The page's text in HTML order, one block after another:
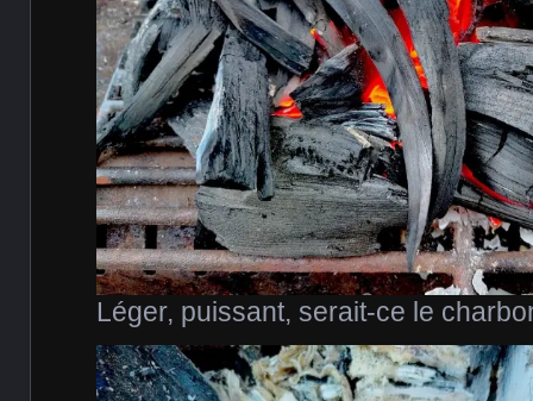
Léger, puissant, serait-ce le